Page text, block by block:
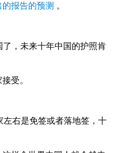
报告的预测 。
了，未来十年中国的护照肯
受。
左右是免签或者落地签，十